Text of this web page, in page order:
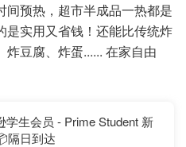
预热，超市半成品一热都是
是实用又省钱！还能比传统炸
豆腐、炸蛋...... 在家自由
学生会员 - Prime Student 新
隔日到达